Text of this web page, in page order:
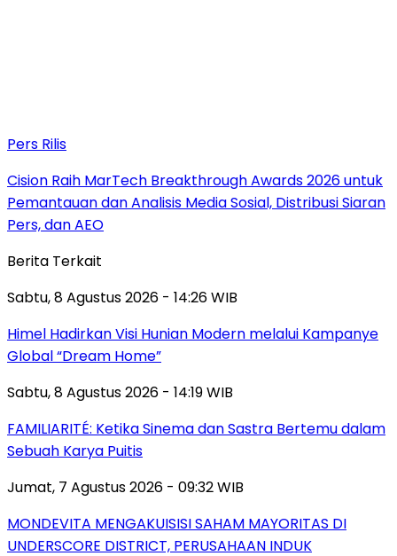
Pers Rilis
Cision Raih MarTech Breakthrough Awards 2026 untuk
Pemantauan dan Analisis Media Sosial, Distribusi Siaran
Pers, dan AEO
Berita Terkait
Sabtu, 8 Agustus 2026 - 14:26 WIB
Himel Hadirkan Visi Hunian Modern melalui Kampanye
Global “Dream Home”
Sabtu, 8 Agustus 2026 - 14:19 WIB
FAMILIARITÉ: Ketika Sinema dan Sastra Bertemu dalam
Sebuah Karya Puitis
Jumat, 7 Agustus 2026 - 09:32 WIB
MONDEVITA MENGAKUISISI SAHAM MAYORITAS DI
UNDERSCORE DISTRICT, PERUSAHAAN INDUK